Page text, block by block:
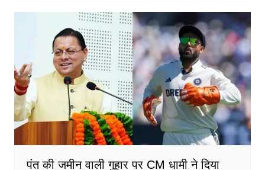
पंत की जमीन वाली गुहार पर CM धामी ने दिया